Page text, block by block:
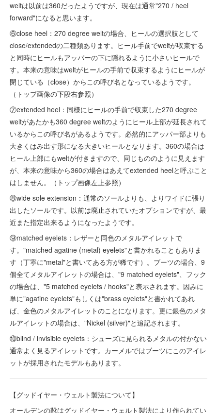
weltは以前は360だったようですが、現在は通常"270 / heel
forward"になると思います。
⑥close heel：270 degree weltの場合、ヒールの選択肢として
close/extendedの二種類あります。ヒール手前でweltが収束する
と同時にヒールもアッパーの下に隠れるように小さいヒールで
す。本来の意味はweltがヒールの手前で収束するようにヒールが
閉じている（close）からこの呼び名となっているようです。
（トップ画像の下段右参照）
⑦extended heel：同様にヒールの手前で収束した270 degree
weltがあたかも360 degree weltのようにヒール上部が延長されて
いるからこの呼び名があるようです。必然的にアッパー部よりも
大きくはみ出す形になる大きいヒールとなります。360の場合は
ヒール上部にもweltが付きますので、同じもののように見えます
が、本来の意味から360の場合はあえてextended heelと呼ぶこと
はしません。（トップ画像左上参照）
⑧wide sole extension：通常のソールよりも、よりワイドに張り
出したソールです。以前は廃止されていたオプションですが、最
近また指定出来るようになったようです。
⑨matched eyelets：レザーと同色のメタルアイレットで
す。"matched agatine (metal) eyelets"と書かれることもありま
す（丁寧に"metal"と書いてある方が稀です）。ブーツの場合、9
個全てメタルアイレットの場合は、"9 matched eyelets"、フック
の場合は、"5 matched eyelets / hooks"と表示されます。因みに
単に"agatine eyelets"もしくは"brass eyelets"と書かれてあれ
ば、金色のメタルアイレットのことになります。更に銀色のメタ
ルアイレットの場合は、"Nickel (silver)"と追記されます。
⑩blind / invisible eyelets：シューズに見られるメタルの付かない
通常よく見るアイレットです。カーメルではブーツにこのアイレ
ットが採用されたモデルもあります。
【グッドイヤー・ウェルト製法について】
オールデンの靴はグッドイヤー・ウェルト製法により作られてい